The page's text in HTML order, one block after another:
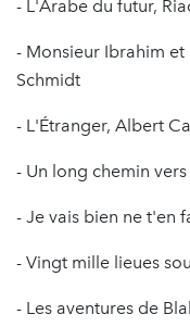
- L'Arabe du futur,
- Monsieur Ibrahim et
Schmidt
- L'Étranger, Albert
- Un long chemin
- Je vais bien ne t'en
- Vingt mille lieues
- Les aventures de